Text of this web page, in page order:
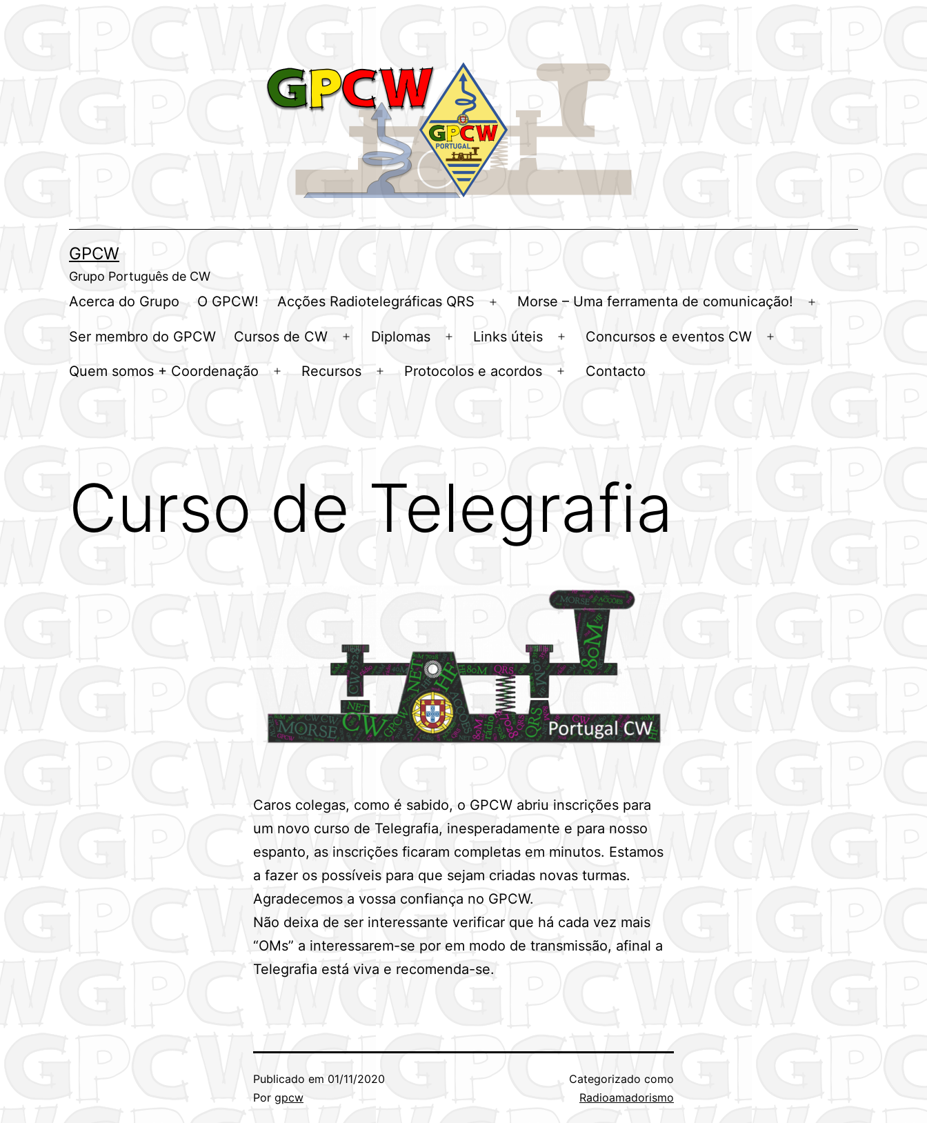
GPCW
Grupo Português de CW
Acerca do Grupo O GPCW! Acções Radiotelegráficas QRS
AbrirMorse – Uma ferramenta de comunicação!
Abrir
Ser membro do GPCW Cursos de CW
AbrirDiplomas
AbrirLinks úteis
AbrirConcursos e eventos CW
Abrir
Quem somos + Coordenação
AbrirRecursos
AbrirProtocolos e acordos
AbrirContacto
Curso de Telegrafia
Caros colegas, como é sabido, o GPCW abriu inscrições para
um novo curso de Telegrafia, inesperadamente e para nosso
espanto, as inscrições ficaram completas em minutos. Estamos
a fazer os possíveis para que sejam criadas novas turmas.
Agradecemos a vossa confiança no GPCW.
Não deixa de ser interessante verificar que há cada vez mais
“OMs” a interessarem-se por em modo de transmissão, afinal a
Telegrafia está viva e recomenda-se.
Publicado em 01/11/2020
Por gpcw
Categorizado como
Radioamadorismo